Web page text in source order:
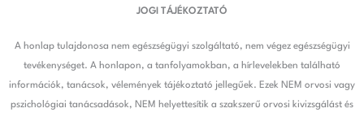
JOGI TÁJÉKOZTATÓ
A honlap tulajdonosa nem egészségügyi szolgáltató, nem végez egészségügyi
tevékenységet. A honlapon, a tanfolyamokban, a hírlevelekben található
információk, tanácsok, vélemények tájékoztató jellegűek. Ezek NEM orvosi vagy
pszichológiai tanácsadások, NEM helyettesítik a szakszerű orvosi kivizsgálást és